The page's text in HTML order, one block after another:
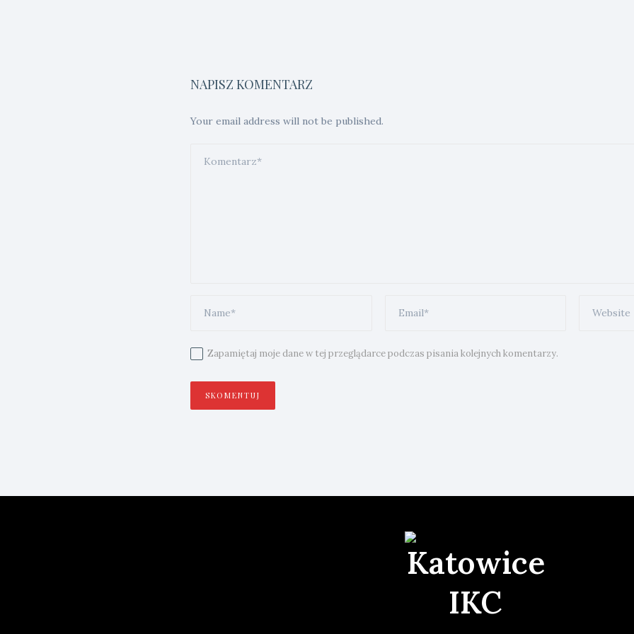
NAPISZ KOMENTARZ
Your email address will not be published.
Zapamiętaj moje dane w tej przeglądarce podczas pisania kolejnych komentarzy.